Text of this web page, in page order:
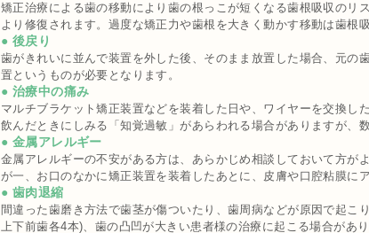
矯正治療による歯の移動により歯の根っこが短くなる歯根吸収の
より修復されます。過度な矯正力や歯根を大きく動かす移動は歯根
● 後戻り
歯がきれいに並んで装置を外した後、そのまま放置した場合、元
置というものが必要となります。
● 治療中の痛み
マルチブラケット矯正装置などを装着した日や、ワイヤーを交換
飲んだときにしみる「知覚過敏」があらわれる場合がありますが、
● 金属アレルギー
金属アレルギーの不安がある方は、あらかじめ相談しておいて方
が一、お口のなかに矯正装置を装着したあとに、皮膚や口腔粘膜に
● 歯肉退縮
間違った歯磨き方法で歯茎が傷ついたり、歯周病などが原因で起
上下前歯各4本)、歯の凸凹が大きい患者様の治療に起こる場合があ